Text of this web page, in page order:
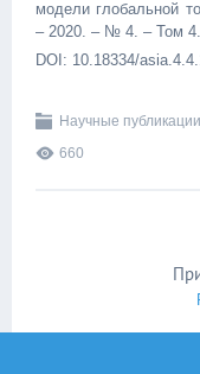
модели глобальной
– 2020. – № 4. – Том
DOI: 10.18334/
Научные публикации
660